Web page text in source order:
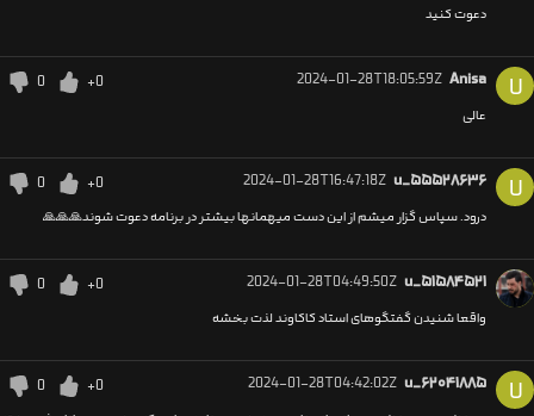
دعوت کنید
U
Anisa
2024-01-28T18:05:59Z
+0
0
عالی
U u_۵۵۵۲۸۶۳۶ 2024-01-28T16:47:18Z
+0
0
درود. سپاس گزار میشم از این دست میهمانها بیشتر در برنامه دعوت شوند🙏🙏🙏
u_۵۱۵۸۴۵۲۱ 2024-01-28T04:49:50Z
+0
0
واقعا شنیدن گفتگوهای استاد کاکاوند لذت بخشه
U u_۶۲۰۴۱۸۸۵ 2024-01-28T04:42:02Z
+0
0